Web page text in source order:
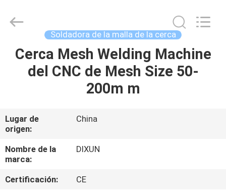
HOGAR
DEMOSTRACIÓN
DE
VR
SOBRE
Mesh
Products
Reserved.
Soldadora de la malla de la cerca
Cerca Mesh Welding Machine
del CNC de Mesh Size 50-
200m m
Lugar de
origen:
China
Nombre de la
marca:
DIXUN
Certificación:
CE